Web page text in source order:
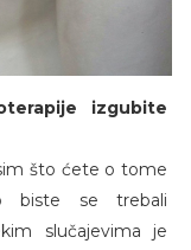
izgubite
što ćete o tome
biste se trebali
slučajevima je